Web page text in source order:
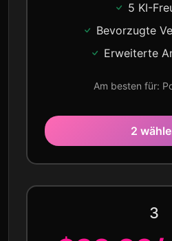
5 KI-
Bevorzugte
Erweiterte
Am besten für:
2
3